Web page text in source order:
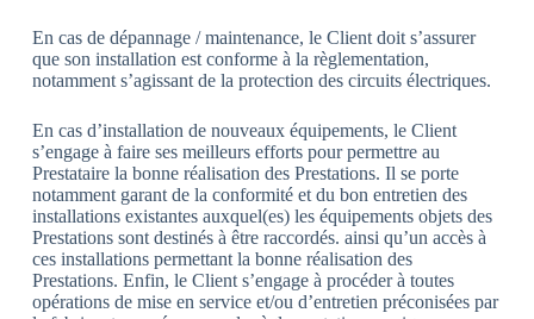
En cas de dépannage / maintenance, le Client doit s’assurer
que son installation est conforme à la règlementation,
notamment s’agissant de la protection des circuits électriques.
En cas d’installation de nouveaux équipements, le Client
s’engage à faire ses meilleurs efforts pour permettre au
Prestataire la bonne réalisation des Prestations. Il se porte
notamment garant de la conformité et du bon entretien des
installations existantes auxquel(es) les équipements objets des
Prestations sont destinés à être raccordés. ainsi qu’un accès à
ces installations permettant la bonne réalisation des
Prestations. Enfin, le Client s’engage à procéder à toutes
opérations de mise en service et/ou d’entretien préconisées par